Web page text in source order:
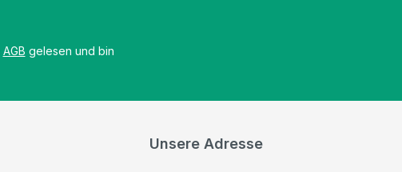
AGB gelesen und bin
Unsere Adresse